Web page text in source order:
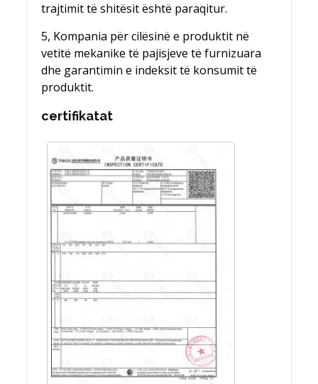
trajtimit të shitësit është paraqitur.
5, Kompania për cilësinë e produktit në
vetitë mekanike të pajisjeve të furnizuara
dhe garantimin e indeksit të konsumit të
produktit.
certifikatat